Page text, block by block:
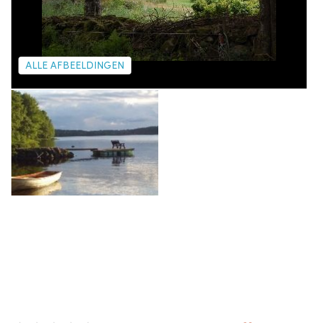
ALLE AFBEELDINGEN